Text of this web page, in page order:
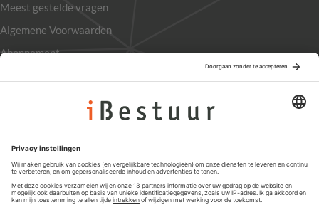
Meest gestelde vragen
Algemene Voorwaarden
Abonnement
Privacyinstellingen